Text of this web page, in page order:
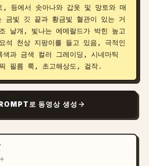
, 등에서 솟아나와 갑옷 및 망토와 매
금빛 깃 끝과 황금빛 혈관이 있는 거
날개, 빛나는 에메랄드가 박힌 높고
석 천상 지팡이를 들고 있음, 극적인
과 금색 컬러 그레이딩, 시네마틱
필름 룩, 초고해상도, 걸작.
로 동영상 생성